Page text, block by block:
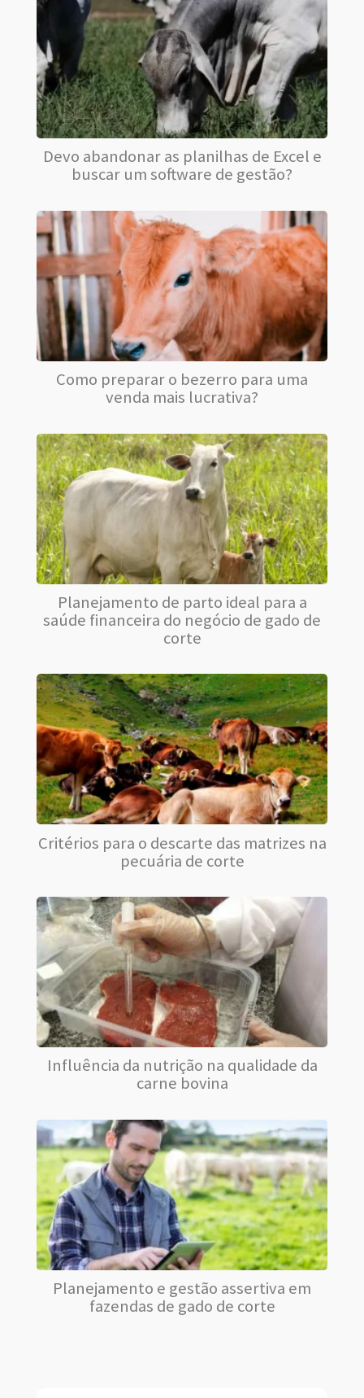
Devo abandonar as planilhas de Excel e
buscar um software de gestão?
Como preparar o bezerro para uma
venda mais lucrativa?
Planejamento de parto ideal para a
saúde financeira do negócio de gado de
corte
Critérios para o descarte das matrizes na
pecuária de corte
Influência da nutrição na qualidade da
carne bovina
Planejamento e gestão assertiva em
fazendas de gado de corte